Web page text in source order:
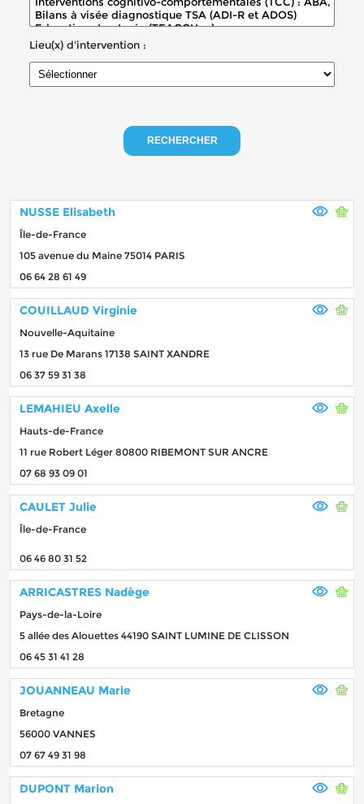
Lieu(x) d'intervention :
RECHERCHER
NUSSE Elisabeth
Île-de-France
105 avenue du Maine 75014 PARIS
06 64 28 61 49
COUILLAUD Virginie
Nouvelle-Aquitaine
13 rue De Marans 17138 SAINT XANDRE
06 37 59 31 38
LEMAHIEU Axelle
Hauts-de-France
11 rue Robert Léger 80800 RIBEMONT SUR ANCRE
07 68 93 09 01
CAULET Julie
Île-de-France
06 46 80 31 52
ARRICASTRES Nadège
Pays-de-la-Loire
5 allée des Alouettes 44190 SAINT LUMINE DE CLISSON
06 45 31 41 28
JOUANNEAU Marie
Bretagne
56000 VANNES
07 67 49 31 98
DUPONT Marion